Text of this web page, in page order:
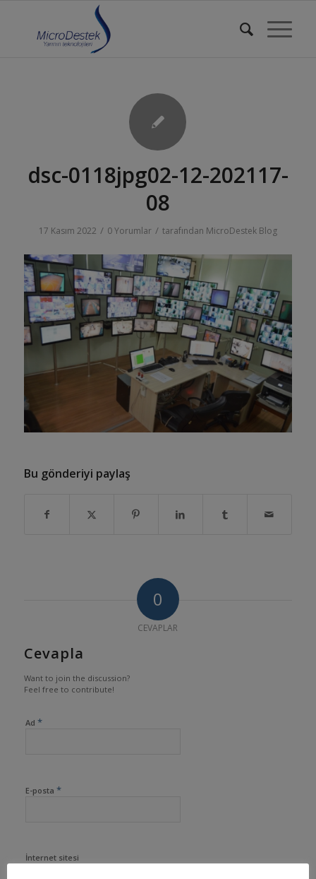
dsc-0118jpg02-12-202117-
08
17 Kasım 2022 / 0 Yorumlar / tarafından MicroDestek Blog
Bu gönderiyi paylaş
0
CEVAPLAR
Cevapla
Want to join the discussion?
Feel free to contribute!
Ad *
E-posta *
İnternet sitesi